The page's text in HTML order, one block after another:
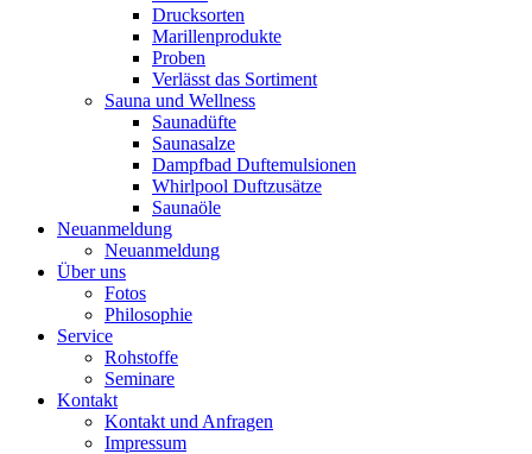
Drucksorten
Marillenprodukte
Proben
Verlässt das Sortiment
Sauna und Wellness
Saunadüfte
Saunasalze
Dampfbad Duftemulsionen
Whirlpool Duftzusätze
Saunaöle
Neuanmeldung
Neuanmeldung
Über uns
Fotos
Philosophie
Service
Rohstoffe
Seminare
Kontakt
Kontakt und Anfragen
Impressum